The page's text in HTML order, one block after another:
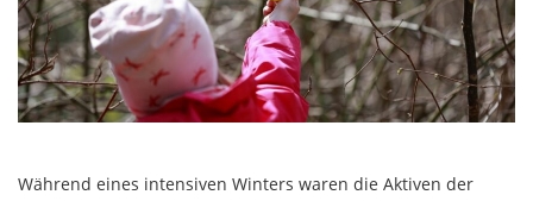
Während eines intensiven Winters waren die Aktiven der